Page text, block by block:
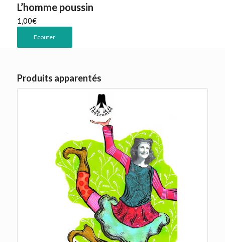
L’homme poussin
1,00€
Ecouter
Produits apparentés